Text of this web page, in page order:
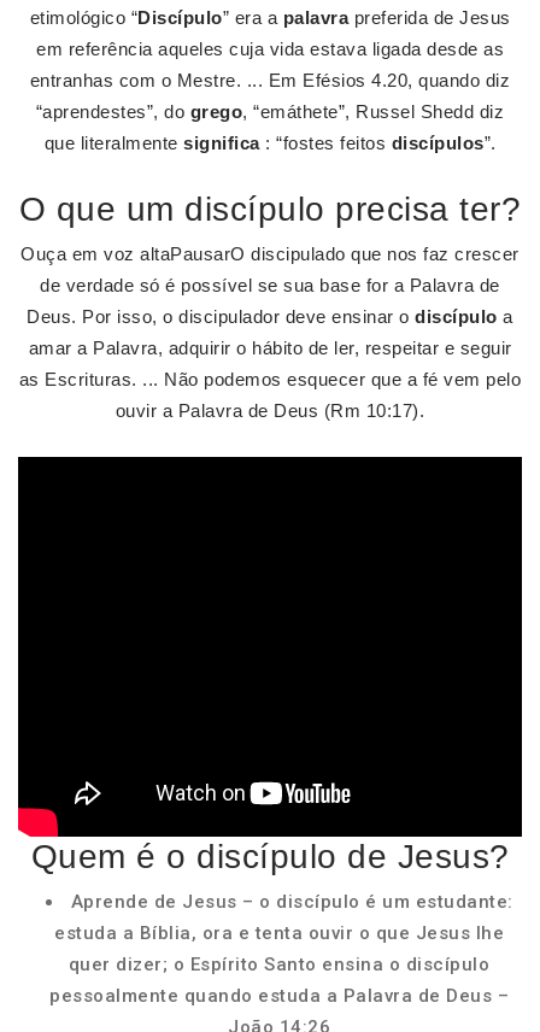
etimológico “Discípulo” era a palavrapreferida de Jesus
em referência aqueles cuja vida estava ligada desde as
entranhas com o Mestre. ... Em Efésios 4.20, quando diz
“aprendestes”, do grego, “emáthete”, Russel Shedd diz
que literalmente significa: “fostes feitos discípulos”.
O que um discípulo precisa ter?
Ouça em voz altaPausarO discipulado que nos faz crescer
de verdade só é possível se sua base for a Palavra de
Deus. Por isso, o discipulador deve ensinar odiscípulo a
amar a Palavra, adquirir o hábito de ler, respeitar e seguir
as Escrituras. ... Não podemos esquecer que a fé vem pelo
ouvir a Palavra de Deus (Rm 10:17).
Quem é o discípulo de Jesus?
Aprende de Jesus – o discípulo é um estudante:
estuda a Bíblia, ora e tenta ouvir o que Jesus lhe
quer dizer; o Espírito Santo ensina o discípulo
pessoalmente quando estuda a Palavra de Deus –
João 14:26